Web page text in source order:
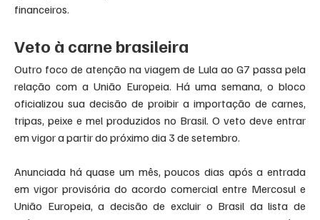
financeiros.
Veto à carne brasileira
Outro foco de atenção na viagem de Lula ao G7 passa pela
relação com a União Europeia. Há uma semana, o bloco
oficializou sua decisão de proibir a importação de carnes,
tripas, peixe e mel produzidos no Brasil. O veto deve entrar
em vigor a partir do próximo dia 3 de setembro.
Anunciada há quase um mês, poucos dias após a entrada
em vigor provisória do acordo comercial entre Mercosul e
União Europeia, a decisão de excluir o Brasil da lista de